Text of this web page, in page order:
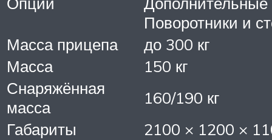
Поворотники и
Масса прицепа
до 300 кг
Масса
150 кг
Снаряжённая
масса
160/190 кг
Габариты
2100 × 1200 ×